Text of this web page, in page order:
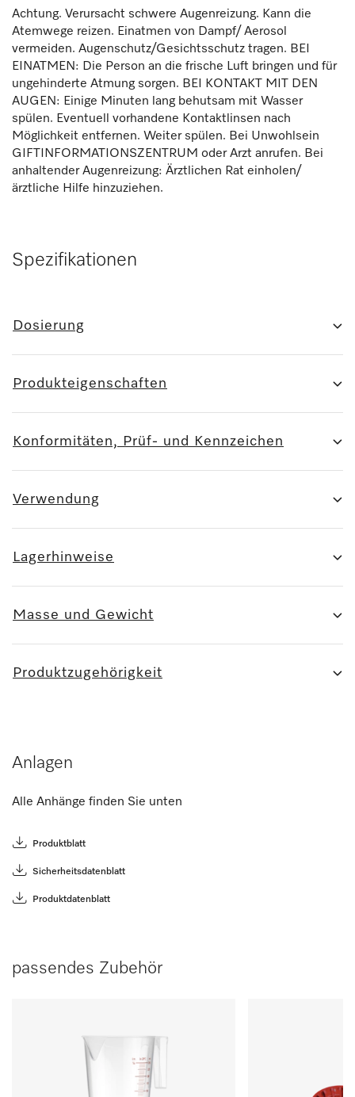
Achtung. Verursacht schwere Augenreizung. Kann die
Atemwege reizen. Einatmen von Dampf/ Aerosol
vermeiden. Augenschutz/Gesichtsschutz tragen. BEI
EINATMEN: Die Person an die frische Luft bringen und für
ungehinderte Atmung sorgen. BEI KONTAKT MIT DEN
AUGEN: Einige Minuten lang behutsam mit Wasser
spülen. Eventuell vorhandene Kontaktlinsen nach
Möglichkeit entfernen. Weiter spülen. Bei Unwohlsein
GIFTINFORMATIONSZENTRUM oder Arzt anrufen. Bei
anhaltender Augenreizung: Ärztlichen Rat einholen/
ärztliche Hilfe hinzuziehen.
Spezifikationen
Dosierung
Produkteigenschaften
Konformitäten, Prüf- und Kennzeichen
Verwendung
Lagerhinweise
Masse und Gewicht
Produktzugehörigkeit
Anlagen
Alle Anhänge finden Sie unten
Produktblatt
Sicherheitsdatenblatt
Produktdatenblatt
passendes Zubehör